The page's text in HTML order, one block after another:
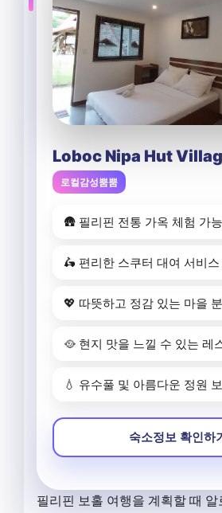
Loboc Nipa Hut
로컬감성뿜뿜
🛖 필리핀 전통 가옥 체험 가능
🛵 편리한 스쿠터 대여 서비스
💖 따뜻하고 정감 있는 마을
🥘 현지 맛을 느낄 수 있는 레
💧 유수풀 및 아름다운 정원
숙소정보 확인하
필리핀 보홀 여행을 계획할 때 알